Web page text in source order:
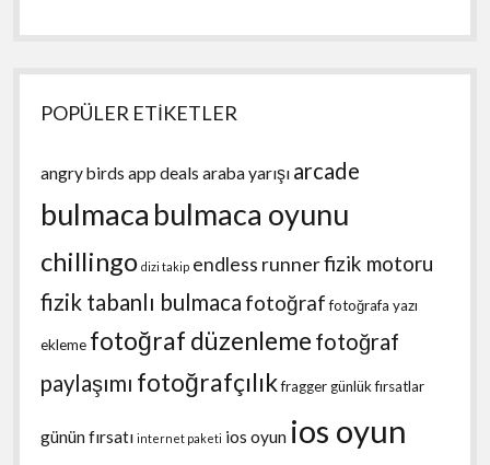
POPÜLER ETİKETLER
angry birds app deals araba yarışı arcade
bulmaca bulmaca oyunu
chillingo dizi takip endless runnerfizik motoru
fizik tabanlı bulmaca fotoğraf fotoğrafa yazı
ekleme fotoğraf düzenleme fotoğraf
paylaşımı fotoğrafçılıkfraggergünlük fırsatlar
günün fırsatı internet paketi ios oyun ios oyun